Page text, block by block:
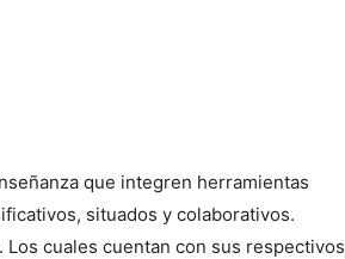
que integren herramientas
situados y colaborativos.
Los cuales cuentan con sus respectivos